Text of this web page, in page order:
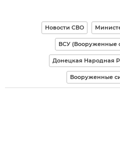
Новости СВО
ВСУ (Вооруженные
Донецкая Народная
Вооруженные